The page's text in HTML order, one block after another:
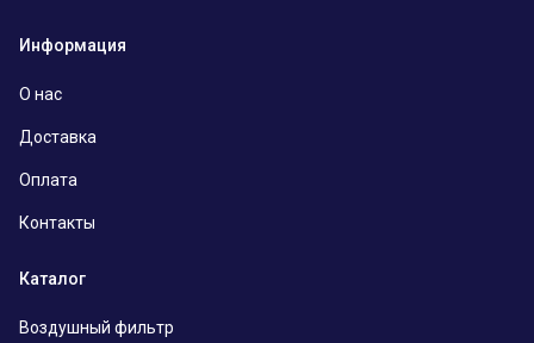
Информация
О нас
Доставка
Оплата
Контакты
Каталог
Воздушный фильтр